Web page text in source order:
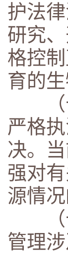
护法
研究
格控
育的生
（十
严格
决。
强对
源情况
（十
管理